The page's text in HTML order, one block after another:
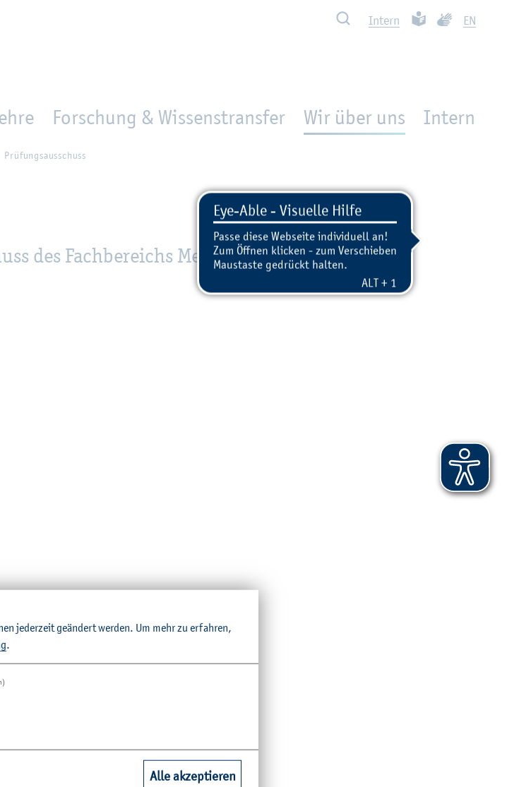
Such­ben In­tern Leich­te Spra­che
EN
Forschung & Wissenstransfer Wir über uns In­tern
Prü­fungs­aus­schuss
des Fach­be­reichs Me­di­en
je­der­zeit ge­än­dert wer­den. Um mehr zu er­fah­ren,
.
Alle akzeptieren